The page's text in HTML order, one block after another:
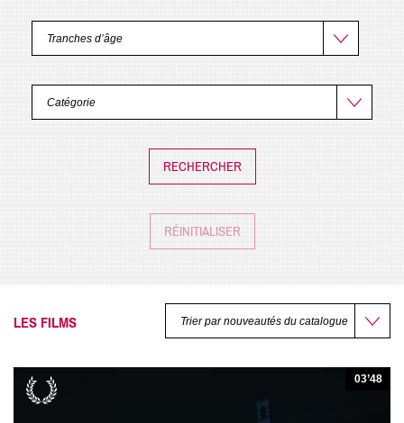
RÉINITIALISER
LES FILMS
03’48